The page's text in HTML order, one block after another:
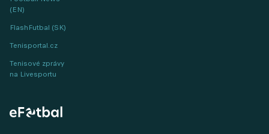
(EN)
FlashFutbal (SK)
Tenisportal.cz
Tenisové zprávy
na Livesportu